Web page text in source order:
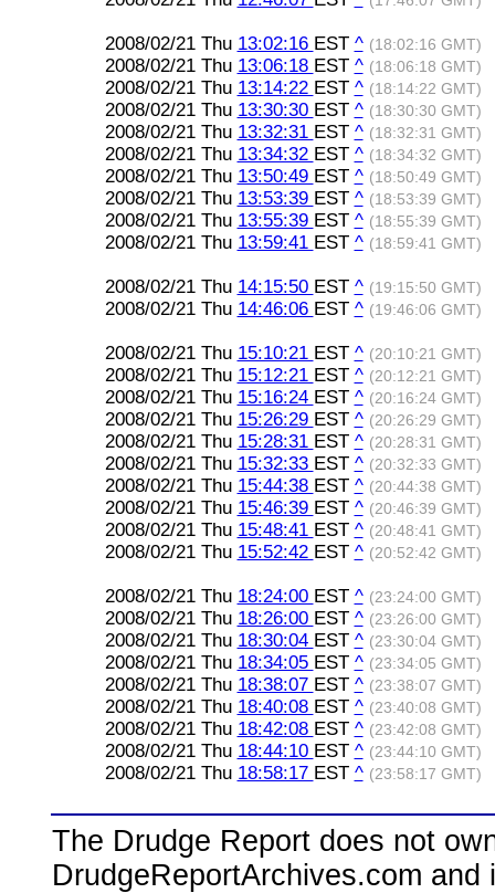
2008/02/21 Thu 13:02:16 EST ^ (18:02:16 GMT)
2008/02/21 Thu 13:06:18 EST ^ (18:06:18 GMT)
2008/02/21 Thu 13:14:22 EST ^ (18:14:22 GMT)
2008/02/21 Thu 13:30:30 EST ^ (18:30:30 GMT)
2008/02/21 Thu 13:32:31 EST ^ (18:32:31 GMT)
2008/02/21 Thu 13:34:32 EST ^ (18:34:32 GMT)
2008/02/21 Thu 13:50:49 EST ^ (18:50:49 GMT)
2008/02/21 Thu 13:53:39 EST ^ (18:53:39 GMT)
2008/02/21 Thu 13:55:39 EST ^ (18:55:39 GMT)
2008/02/21 Thu 13:59:41 EST ^ (18:59:41 GMT)
2008/02/21 Thu 14:15:50 EST ^ (19:15:50 GMT)
2008/02/21 Thu 14:46:06 EST ^ (19:46:06 GMT)
2008/02/21 Thu 15:10:21 EST ^ (20:10:21 GMT)
2008/02/21 Thu 15:12:21 EST ^ (20:12:21 GMT)
2008/02/21 Thu 15:16:24 EST ^ (20:16:24 GMT)
2008/02/21 Thu 15:26:29 EST ^ (20:26:29 GMT)
2008/02/21 Thu 15:28:31 EST ^ (20:28:31 GMT)
2008/02/21 Thu 15:32:33 EST ^ (20:32:33 GMT)
2008/02/21 Thu 15:44:38 EST ^ (20:44:38 GMT)
2008/02/21 Thu 15:46:39 EST ^ (20:46:39 GMT)
2008/02/21 Thu 15:48:41 EST ^ (20:48:41 GMT)
2008/02/21 Thu 15:52:42 EST ^ (20:52:42 GMT)
2008/02/21 Thu 18:24:00 EST ^ (23:24:00 GMT)
2008/02/21 Thu 18:26:00 EST ^ (23:26:00 GMT)
2008/02/21 Thu 18:30:04 EST ^ (23:30:04 GMT)
2008/02/21 Thu 18:34:05 EST ^ (23:34:05 GMT)
2008/02/21 Thu 18:38:07 EST ^ (23:38:07 GMT)
2008/02/21 Thu 18:40:08 EST ^ (23:40:08 GMT)
2008/02/21 Thu 18:42:08 EST ^ (23:42:08 GMT)
2008/02/21 Thu 18:44:10 EST ^ (23:44:10 GMT)
2008/02/21 Thu 18:58:17 EST ^ (23:58:17 GMT)
The Drudge Report does not
DrudgeReportArchives.com